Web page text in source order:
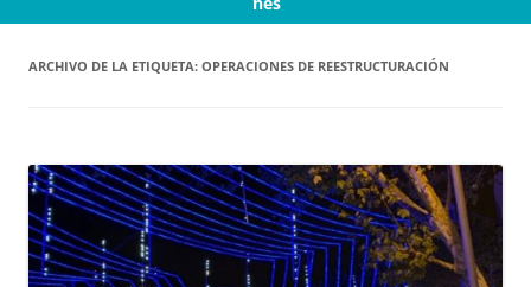
ARCHIVO DE LA ETIQUETA: OPERACIONES DE REESTRUCTURACIÓN